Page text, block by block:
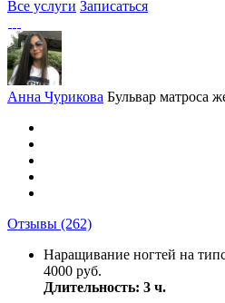
Все услуги Записаться
Анна Чурикова Бульвар матроса
Отзывы (262)
Наращивание ногтей на
4000 руб.
Длительность: 3 ч.